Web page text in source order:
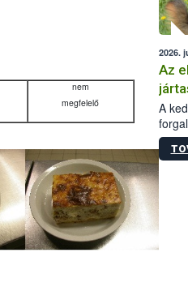
nem
megfelelő
2026.
Az
A
jártas